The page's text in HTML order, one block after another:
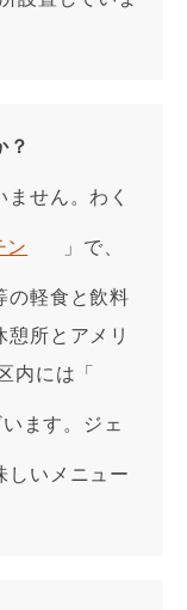
？
せん。わく
ン 」で、
の軽食と飲料
所とアメリ
内には「
います。ジェ
しいメニュー